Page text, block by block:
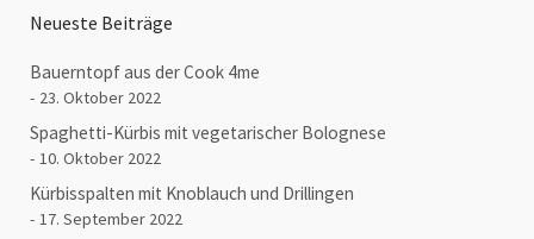
Neueste Beiträge
Bauerntopf aus der Cook 4me
23. Oktober 2022
Spaghetti-Kürbis mit vegetarischer Bolognese
10. Oktober 2022
Kürbisspalten mit Knoblauch und Drillingen
17. September 2022